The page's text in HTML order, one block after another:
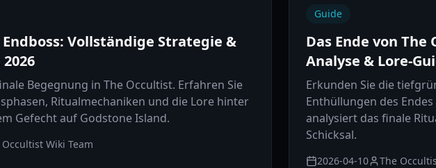
Vollständige Strategie &
Begegnung in The Occultist. Erfahren Sie
Ritualmechaniken und die Lore hinter
Gefecht auf Godstone Island.
Wiki Team
Guide
Das Ende von
Analyse & Lore-
Erkunden Sie die
Enthüllungen des
analysiert das finale
Schicksal.
2026-04-10 The